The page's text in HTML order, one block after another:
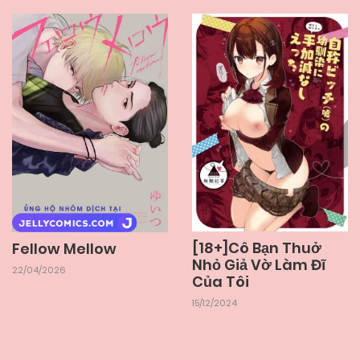
Chapter 2.2 13/12/2024
Chapter 2.1 13/12/2024
Chapter 1.2 13/12/2024
Chapter 1.1 13/12/2024
Fellow Mellow
22/04/2026
[18+]Cô Bạn Thuở
Nhỏ Giả Vờ Làm Đĩ
Của Tôi
15/12/2024